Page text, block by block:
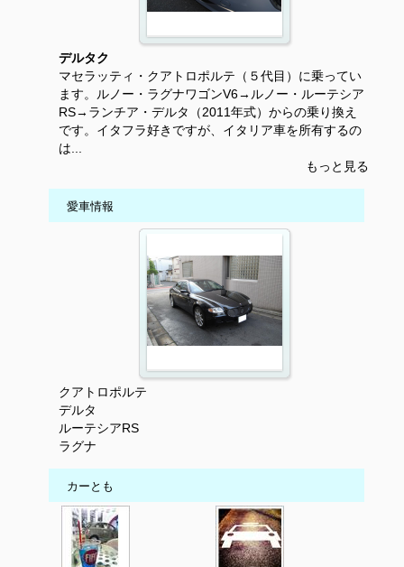
デルタク
マセラッティ・クアトロポルテ（５代目）に乗ってい
ます。ルノー・ラグナワゴンV6→ルノー・ルーテシア
RS→ランチア・デルタ（2011年式）からの乗り換え
です。イタフラ好きですが、イタリア車を所有するの
は...
もっと見る
愛車情報
クアトロポルテ
デルタ
ルーテシアRS
ラグナ
カーとも